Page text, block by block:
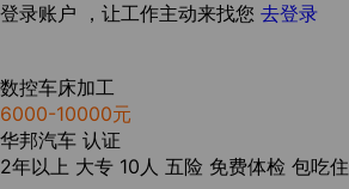
登录账户 ，让工作主动来找您 去登录
数控车床加工
6000-10000元
华邦汽车 认证
2年以上 大专 10人 五险 免费体检 包吃住